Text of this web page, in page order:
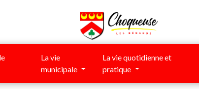
La vie
municipale
La vie quotidienne et
pratique